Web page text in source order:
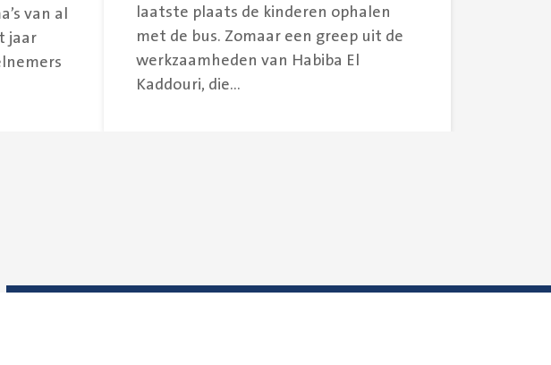
van al
jaar
laatste plaats de kinderen ophalen
met de bus. Zomaar een greep uit de
werkzaamheden van Habiba El
Kaddouri, die...